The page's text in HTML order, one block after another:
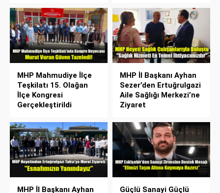
MHP Mahmudiye İlçe
Teşkilatı 15. Olağan
İlçe Kongresi
Gerçekleştirildi
MHP İl Başkanı Ayhan
Sezer’den Ertuğrulgazi
Aile Sağlığı Merkezi’ne
Ziyaret
MHP İl Başkanı Ayhan
Güçlü Sanayi Güçlü